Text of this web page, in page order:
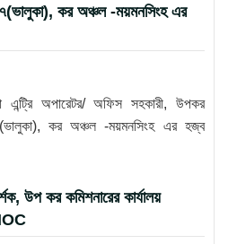
১৭(ভালুকা), কর অঞ্চল -ময়মনসিংহ এর
এন্ট্রি অপারেটর/ অফিস সহকারী, উপকর
কর অঞ্চল -ময়মনসিংহ এর হজ্ব
উপ কর কমিশনারের কার্যালয়